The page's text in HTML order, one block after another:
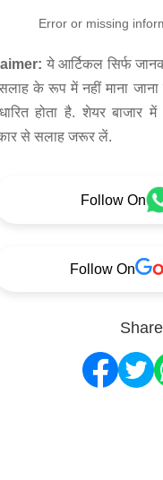
Error or missing
ये आर्टिकल सिर्फ
के रूप में नहीं माना जाना
होता है. शेयर बाजार
से सलाह जरूर लें.
Follow On
Follow On